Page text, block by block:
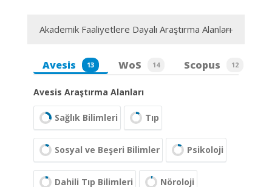
Akademik Faaliyetlere Dayalı Araştırma Alanları
Avesis 13 WoS 14 Scopus 12
Avesis Araştırma Alanları
Sağlık Bilimleri Tıp
Sosyal ve Beşeri Bilimler Psikoloji
Dahili Tıp Bilimleri Nöroloji